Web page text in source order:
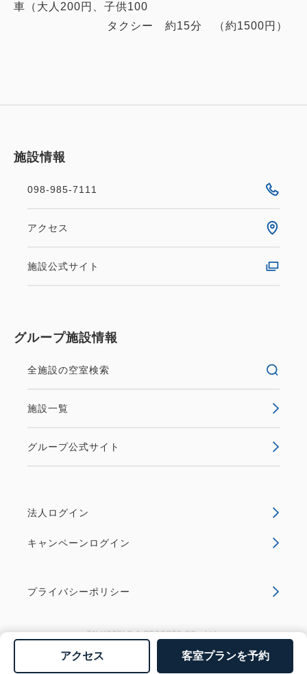
車（大人200円、子供100
タクシー 約15分 （約1500円）
アクセス 客室プランを予約
施設情報
098-985-7111
アクセス
施設公式サイト
グループ施設情報
全施設の空室検索
施設一覧
グループ公式サイト
法人ログイン
キャンペーンログイン
プライバシーポリシー
EN HOTELS & RESORTS CO., Ltd.